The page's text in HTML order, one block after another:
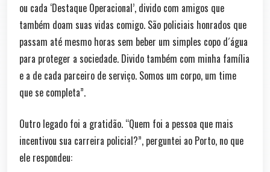
ou cada ‘Destaque Operacional’, divido com amigos que
também doam suas vidas comigo. São policiais honrados que
passam até mesmo horas sem beber um simples copo d´água
para proteger a sociedade. Divido também com minha família
e a de cada parceiro de serviço. Somos um corpo, um time
que se completa”.
Outro legado foi a gratidão. “Quem foi a pessoa que mais
incentivou sua carreira policial?”, perguntei ao Porto, no que
ele respondeu: